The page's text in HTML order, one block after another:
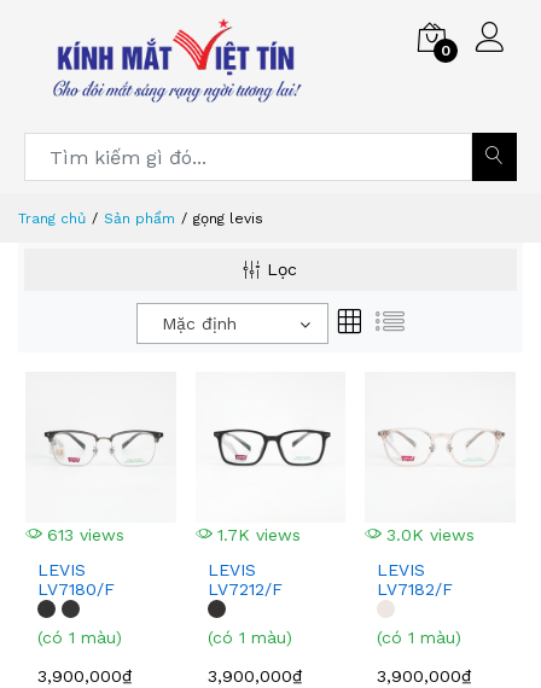
0
Trang chủ Sản phẩm gọng levis
Lọc
Mặc định
613 views
LEVIS
LV7180/F
(có 1 màu)
3,900,000₫
1.7K views
LEVIS
LV7212/F
(có 1 màu)
3,900,000₫
3.0K views
LEVIS
LV7182/F
(có 1 màu)
3,900,000₫